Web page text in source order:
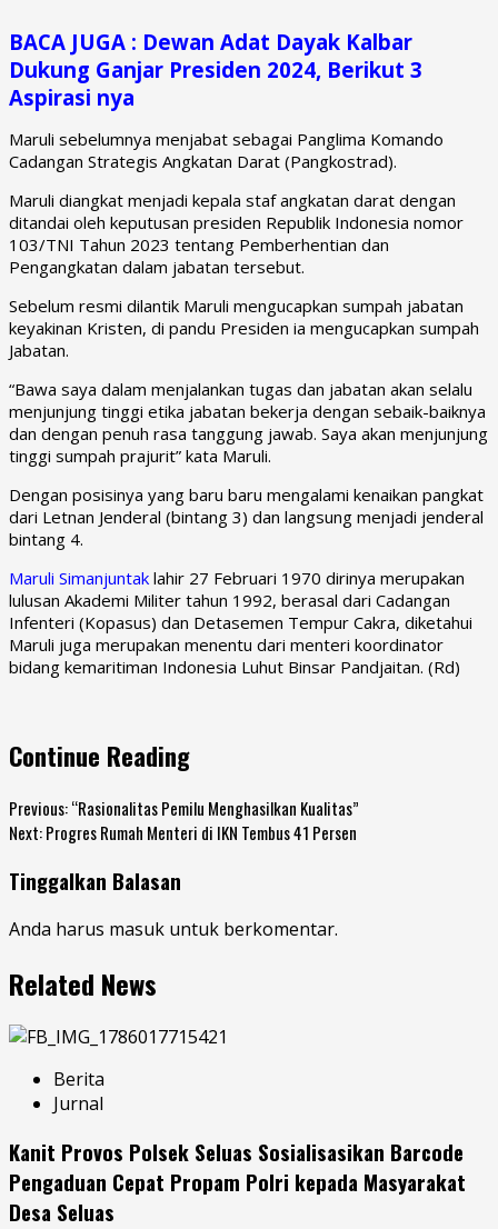
BACA JUGA : Dewan Adat Dayak Kalbar
Dukung Ganjar Presiden 2024, Berikut 3
Aspirasi nya
Maruli sebelumnya menjabat sebagai Panglima Komando
Cadangan Strategis Angkatan Darat (Pangkostrad).
Maruli diangkat menjadi kepala staf angkatan darat dengan
ditandai oleh keputusan presiden Republik Indonesia nomor
103/TNI Tahun 2023 tentang Pemberhentian dan
Pengangkatan dalam jabatan tersebut.
Sebelum resmi dilantik Maruli mengucapkan sumpah jabatan
keyakinan Kristen, di pandu Presiden ia mengucapkan sumpah
Jabatan.
“Bawa saya dalam menjalankan tugas dan jabatan akan selalu
menjunjung tinggi etika jabatan bekerja dengan sebaik-baiknya
dan dengan penuh rasa tanggung jawab. Saya akan menjunjung
tinggi sumpah prajurit” kata Maruli.
Dengan posisinya yang baru baru mengalami kenaikan pangkat
dari Letnan Jenderal (bintang 3) dan langsung menjadi jenderal
bintang 4.
Maruli Simanjuntak lahir 27 Februari 1970 dirinya merupakan
lulusan Akademi Militer tahun 1992, berasal dari Cadangan
Infenteri (Kopasus) dan Detasemen Tempur Cakra, diketahui
Maruli juga merupakan menentu dari menteri koordinator
bidang kemaritiman Indonesia Luhut Binsar Pandjaitan. (Rd)
Continue Reading
Previous:“Rasionalitas Pemilu Menghasilkan Kualitas”
Next:Progres Rumah Menteri di IKN Tembus 41 Persen
Tinggalkan Balasan
Anda harus masuk untuk berkomentar.
Related News
Berita
Jurnal
Kanit Provos Polsek Seluas Sosialisasikan Barcode
Pengaduan Cepat Propam Polri kepada Masyarakat
Desa Seluas